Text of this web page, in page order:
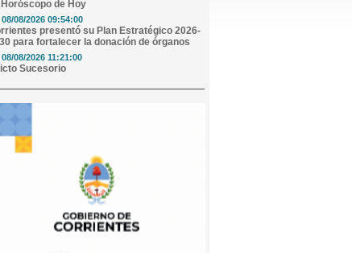
08/08/2026 09:54:00
presentó su Plan Estratégico 2026-
para fortalecer la donación de órganos
08/08/2026 11:21:00
Sucesorio